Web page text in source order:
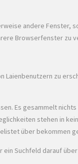
andere
Browserfenster zu
zu
Es gesammelt
stehen in
über bekommen
Suchfeld darauf